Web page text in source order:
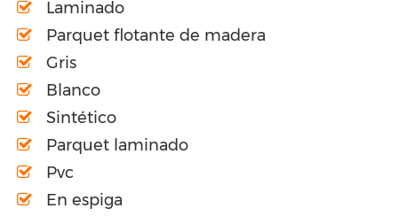
Laminado
Parquet flotante de madera
Gris
Blanco
Sintético
Parquet laminado
Pvc
En espiga